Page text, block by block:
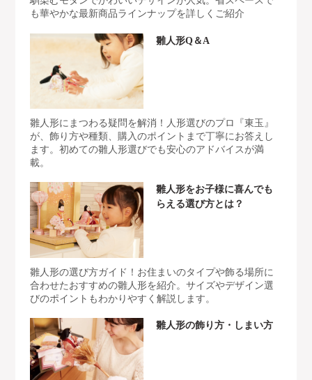
も華やかな最新商品ラインナップを詳しくご紹介
雛人形Q＆A
雛人形にまつわる疑問を解消！人形選びのプロ『東玉』
が、飾り方や種類、購入のポイントまで丁寧にお答えし
ます。初めての雛人形選びでも安心のアドバイスが満
載。
雛人形をお子様に喜んでも
らえる選び方とは？
雛人形の選び方ガイド！お住まいのタイプや飾る場所に
合わせたおすすめの雛人形を紹介。サイズやデザイン選
びのポイントもわかりやすく解説します。
雛人形の飾り方・しまい方